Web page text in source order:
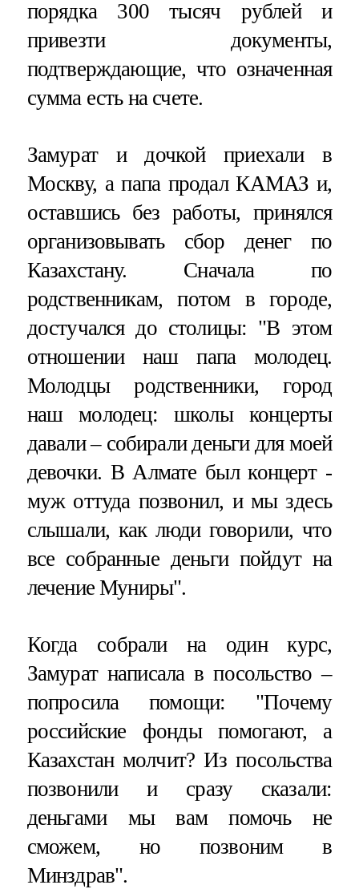
порядка 300 тысяч рублей и
привезти документы,
подтверждающие, что означенная
сумма есть на счете.
Замурат и дочкой приехали в
Москву, а папа продал КАМАЗ и,
оставшись без работы, принялся
организовывать сбор денег по
Казахстану. Сначала по
родственникам, потом в городе,
достучался до столицы: "В этом
отношении наш папа молодец.
Молодцы родственники, город
наш молодец: школы концерты
давали – собирали деньги для моей
девочки. В Алмате был концерт -
муж оттуда позвонил, и мы здесь
слышали, как люди говорили, что
все собранные деньги пойдут на
лечение Муниры".
Когда собрали на один курс,
Замурат написала в посольство –
попросила помощи: "Почему
российские фонды помогают, а
Казахстан молчит? Из посольства
позвонили и сразу сказали:
деньгами мы вам помочь не
сможем, но позвоним в
Минздрав".